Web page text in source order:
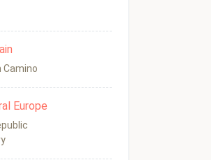
Camino
Europe